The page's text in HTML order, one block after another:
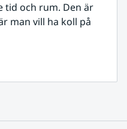
tid och rum. Den är
man vill ha koll på